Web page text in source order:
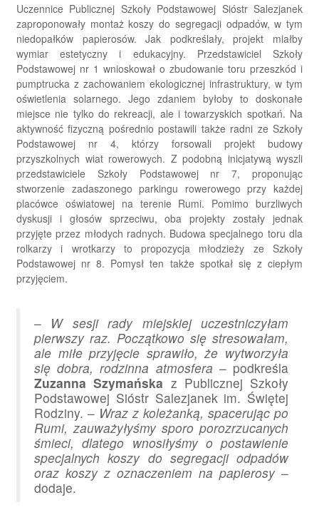
Uczennice Publicznej Szkoły Podstawowej Sióstr Salezjanek
zaproponowały montaż koszy do segregacji odpadów, w tym
niedopałków papierosów. Jak podkreślały, projekt miałby
wymiar estetyczny i edukacyjny. Przedstawiciel Szkoły
Podstawowej nr 1 wnioskował o zbudowanie toru przeszkód i
pumptrucka z zachowaniem ekologicznej infrastruktury, w tym
oświetlenia solarnego. Jego zdaniem byłoby to doskonałe
miejsce nie tylko do rekreacji, ale i towarzyskich spotkań. Na
aktywność fizyczną pośrednio postawili także radni ze Szkoły
Podstawowej nr 4, którzy forsowali projekt budowy
przyszkolnych wiat rowerowych. Z podobną inicjatywą wyszli
przedstawiciele Szkoły Podstawowej nr 7, proponując
stworzenie zadaszonego parkingu rowerowego przy każdej
placówce oświatowej na terenie Rumi. Pomimo burzliwych
dyskusji i głosów sprzeciwu, oba projekty zostały jednak
przyjęte przez młodych radnych. Budowa specjalnego toru dla
rolkarzy i wrotkarzy to propozycja młodzieży ze Szkoły
Podstawowej nr 8. Pomysł ten także spotkał się z ciepłym
przyjęciem.
– W sesji rady miejskiej uczestniczyłam
pierwszy raz. Początkowo się stresowałam,
ale miłe przyjęcie sprawiło, że wytworzyła
się dobra, rodzinna atmosfera – podkreśla
Zuzanna Szymańska z Publicznej Szkoły
Podstawowej Sióstr Salezjanek im. Świętej
Rodziny. – Wraz z koleżanką, spacerując po
Rumi, zauważyłyśmy sporo porozrzucanych
śmieci, dlatego wnosiłyśmy o postawienie
specjalnych koszy do segregacji odpadów
oraz koszy z oznaczeniem na papierosy–
dodaje.